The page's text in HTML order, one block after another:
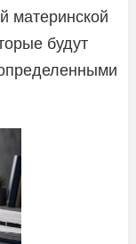
материнской
будут